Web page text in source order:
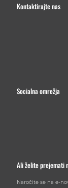
Kontaktirajte nas
Socialna omrežja
Ali želite prejemati
Naročite se na e-